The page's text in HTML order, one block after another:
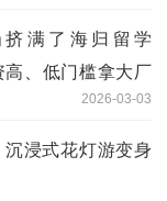
满了海归留学
高、低门槛拿大厂
2026-03-03
浸式花灯游变身